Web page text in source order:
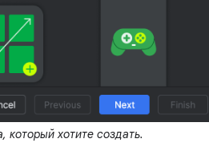
который хотите создать.